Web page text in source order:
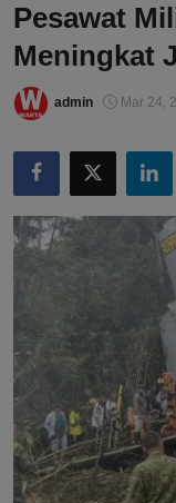
Pesawat
Meningkat
admin Mar 24,